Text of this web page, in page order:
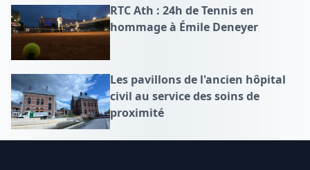
RTC Ath : 24h de Tennis en
hommage à Émile Deneyer
Les pavillons de l'ancien hôpital
civil au service des soins de
proximité